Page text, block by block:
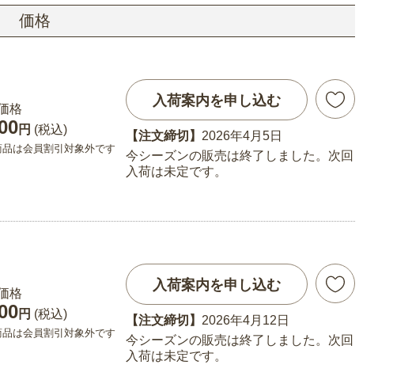
価格
格
円 (税込)
品は会員割引対象外です
入荷案内を申し込む
【注文締切】 2026年4月5日
今シーズンの販売は終了しました。次回
入荷は未定です。
格
円 (税込)
品は会員割引対象外です
入荷案内を申し込む
【注文締切】 2026年4月12日
今シーズンの販売は終了しました。次回
入荷は未定です。